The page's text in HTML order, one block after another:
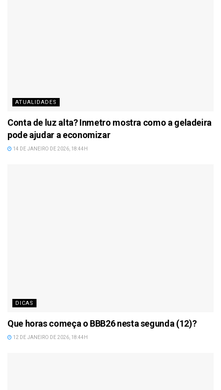
ATUALIDADES
Conta de luz alta? Inmetro mostra como a geladeira
pode ajudar a economizar
14 DE JANEIRO DE 2026, 18:44H
DICAS
Que horas começa o BBB26 nesta segunda (12)?
12 DE JANEIRO DE 2026, 18:44H